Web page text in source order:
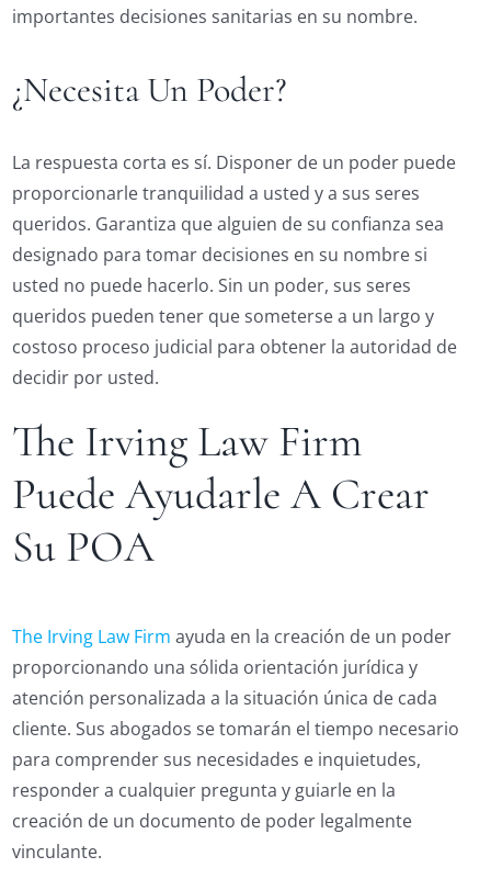
importantes decisiones sanitarias en su nombre.
¿Necesita Un Poder?
La respuesta corta es sí. Disponer de un poder puede
proporcionarle tranquilidad a usted y a sus seres
queridos. Garantiza que alguien de su confianza sea
designado para tomar decisiones en su nombre si
usted no puede hacerlo. Sin un poder, sus seres
queridos pueden tener que someterse a un largo y
costoso proceso judicial para obtener la autoridad de
decidir por usted.
The Irving Law Firm
Puede Ayudarle A Crear
Su POA
The Irving Law Firm ayuda en la creación de un poder
proporcionando una sólida orientación jurídica y
atención personalizada a la situación única de cada
cliente. Sus abogados se tomarán el tiempo necesario
para comprender sus necesidades e inquietudes,
responder a cualquier pregunta y guiarle en la
creación de un documento de poder legalmente
vinculante.